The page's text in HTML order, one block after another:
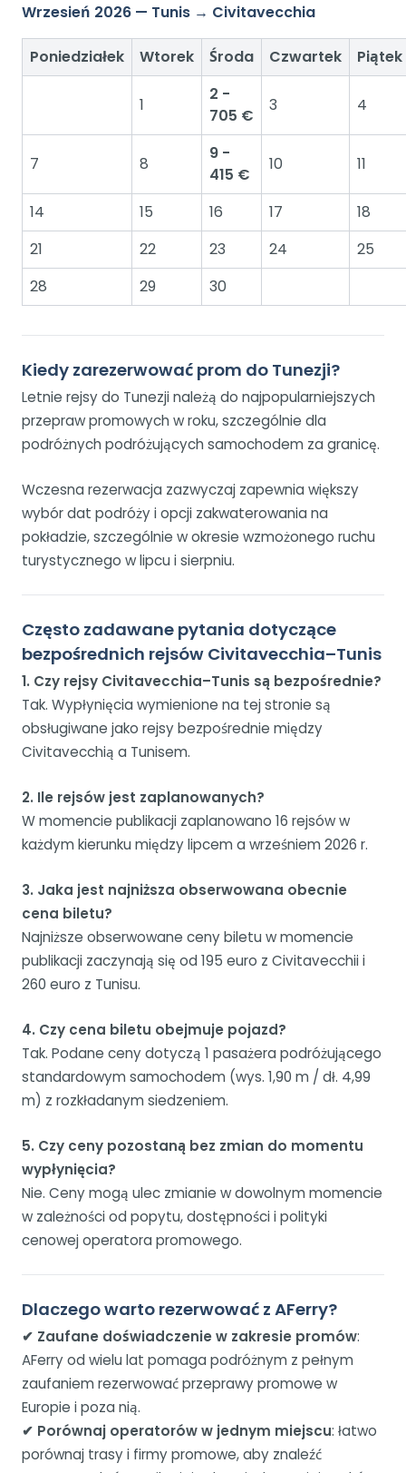
Wrzesień 2026 — Tunis → Civitavecchia
Poniedziałek Wtorek Środa Czwartek Piątek
1
2 -
705 €
3 4
7 8
9 -
415 €
10 11
14 15 16 17
18
21
22 23 24
25
28
29 30
Kiedy zarezerwować prom do Tunezji?
Letnie rejsy do Tunezji należą do najpopularniejszych
przepraw promowych w roku, szczególnie dla
podróżnych podróżujących samochodem za granicę.
Wczesna rezerwacja zazwyczaj zapewnia większy
wybór dat podróży i opcji zakwaterowania na
pokładzie, szczególnie w okresie wzmożonego ruchu
turystycznego w lipcu i sierpniu.
Często zadawane pytania dotyczące
bezpośrednich rejsów Civitavecchia–Tunis
1. Czy rejsy Civitavecchia–Tunis są bezpośrednie?
Tak. Wypłynięcia wymienione na tej stronie są
obsługiwane jako rejsy bezpośrednie między
Civitavecchią a Tunisem.
2. Ile rejsów jest zaplanowanych?
W momencie publikacji zaplanowano 16 rejsów w
każdym kierunku między lipcem a wrześniem 2026 r.
3. Jaka jest najniższa obserwowana obecnie
cena biletu?
Najniższe obserwowane ceny biletu w momencie
publikacji zaczynają się od 195 euro z Civitavecchii i
260 euro z Tunisu.
4. Czy cena biletu obejmuje pojazd?
Tak. Podane ceny dotyczą 1 pasażera podróżującego
standardowym samochodem (wys. 1,90 m / dł. 4,99
m) z rozkładanym siedzeniem.
5. Czy ceny pozostaną bez zmian do momentu
wypłynięcia?
Nie. Ceny mogą ulec zmianie w dowolnym momencie
w zależności od popytu, dostępności i polityki
cenowej operatora promowego.
Dlaczego warto rezerwować z AFerry?
✔ Zaufane doświadczenie w zakresie promów:
AFerry od wielu lat pomaga podróżnym z pełnym
zaufaniem rezerwować przeprawy promowe w
Europie i poza nią.
✔ Porównaj operatorów w jednym miejscu: łatwo
porównaj trasy i firmy promowe, aby znaleźć